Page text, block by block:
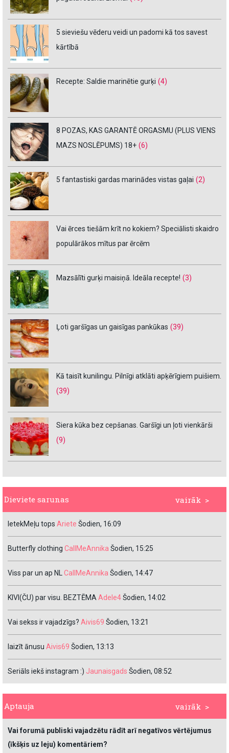
5 sieviešu vēderu veidi un padomi kā tos savest
kārtībā
Recepte: Saldie marinētie gurķi (4)
8 POZAS, KAS GARANTĒ ORGASMU (PLUS VIENS
MAZS NOSLĒPUMS) 18+ (6)
5 fantastiski gardas marinādes vistas gaļai (2)
Vai ērces tiešām krīt no kokiem? Speciālisti skaidro
populārākos mītus par ērcēm
Mazsālīti gurķi maisiņā. Ideāla recepte! (3)
Ļoti garšīgas un gaisīgas pankūkas (39)
Kā taisīt kunilingu. Pilnīgi atklāti apķērīgiem puišiem.
(39)
Siera kūka bez cepšanas. Garšīgi un ļoti vienkārši
(9)
vairāk >
Dieviete sarunas
IetekMeļu tops Ariete Šodien, 16:09
Butterfly clothing CallMeAnnika Šodien, 15:25
Viss par un ap NLCallMeAnnika Šodien, 14:47
KIVI(ČU) par visu. BEZTĒMAAdele4Šodien, 14:02
Vai sekss ir vajadzīgs? Aivis69 Šodien, 13:21
laizīt ānusu Aivis69 Šodien, 13:13
Seriāls iekš instagram :) Jaunaisgads Šodien, 08:52
vairāk >
Aptauja
Vai forumā publiski vajadzētu rādīt arī negatīvos vērtējumus
(īkšķis uz leju) komentāriem?